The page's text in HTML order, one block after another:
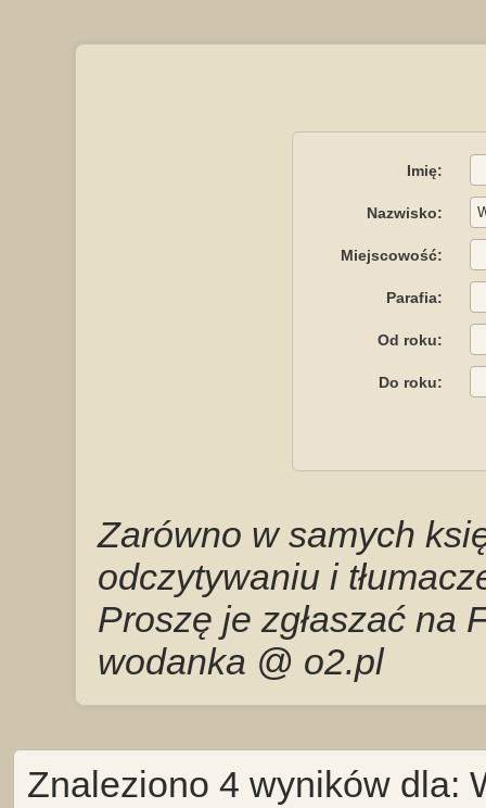
Imię:
Nazwisko:
Miejscowość:
Parafia:
Od roku:
Do roku:
Zarówno w samych
odczytywaniu i
Proszę je zgłaszać na
wodanka @ o2.pl
Znaleziono 4 wyników dla: